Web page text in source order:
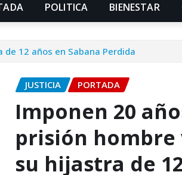
POLITICA BIENESTAR
12 años en Sabana Perdida
JUSTICIA PORTADA
Imponen 20
prisión hombre
su hijastra de